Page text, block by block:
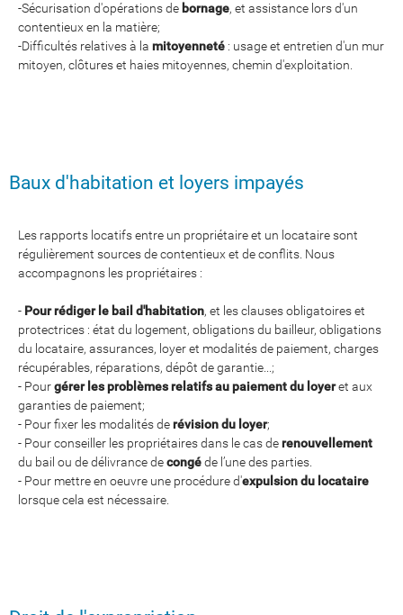
-Sécurisation d'opérations de bornage, et assistance lors d'un
contentieux en la matière;
-Difficultés relatives à la mitoyenneté : usage et entretien d'un mur
mitoyen, clôtures et haies mitoyennes, chemin d'exploitation.
Baux d'habitation et loyers impayés
Les rapports locatifs entre un propriétaire et un locataire sont
régulièrement sources de contentieux et de conflits. Nous
accompagnons les propriétaires :
- Pour rédiger le bail d'habitation, et les clauses obligatoires et
protectrices : état du logement, obligations du bailleur, obligations
du locataire, assurances, loyer et modalités de paiement, charges
récupérables, réparations, dépôt de garantie...;
- Pourgérer les problèmes relatifs au paiement du loyeret aux
garanties de paiement;
- Pour fixer les modalités derévision du loyer;
- Pour conseiller les propriétaires dans le cas derenouvellement
du bail ou de délivrance decongéde l’une des parties.
- Pour mettre en oeuvre une procédure d'expulsion du locataire
lorsque cela est nécessaire.